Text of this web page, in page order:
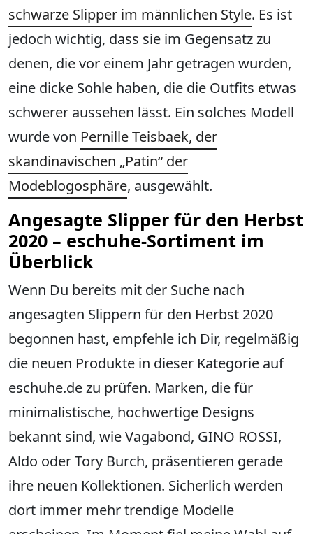
schwarze Slipper im männlichen Style. Es ist
jedoch wichtig, dass sie im Gegensatz zu
denen, die vor einem Jahr getragen wurden,
eine dicke Sohle haben, die die Outfits etwas
schwerer aussehen lässt. Ein solches Modell
wurde von Pernille Teisbaek, der
skandinavischen „Patin“ der
Modeblogosphäre, ausgewählt.
Angesagte Slipper für den Herbst
2020 – eschuhe-Sortiment im
Überblick
Wenn Du bereits mit der Suche nach
angesagten Slippern für den Herbst 2020
begonnen hast, empfehle ich Dir, regelmäßig
die neuen Produkte in dieser Kategorie auf
eschuhe.de zu prüfen. Marken, die für
minimalistische, hochwertige Designs
bekannt sind, wie Vagabond, GINO ROSSI,
Aldo oder Tory Burch, präsentieren gerade
ihre neuen Kollektionen. Sicherlich werden
dort immer mehr trendige Modelle